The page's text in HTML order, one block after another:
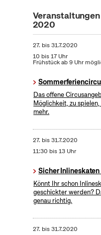
2020
27. bis31.7.2020
10 bis 17 Uhr
Frühstück ab 9 Uhr
Das offene
Möglichkeit, zu
mehr.
27. bis31.7.2020
11:30 bis 13 Uhr
Sicher
Könnt Ihr schon
geschickter werden?
genau richtig.
27. bis31.7.2020